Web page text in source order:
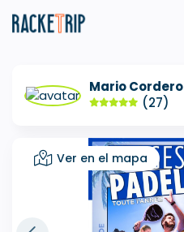
Mario Cordero
(27)
Ver en el mapa